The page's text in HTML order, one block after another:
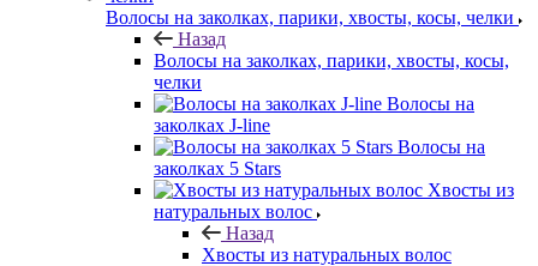
Волосы на заколках, парики, хвосты, косы, челки
Назад
Волосы на заколках, парики, хвосты, косы,
челки
Волосы на
заколках J-line
Волосы на
заколках 5 Stars
Хвосты из
натуральных волос
Назад
Хвосты из натуральных волос